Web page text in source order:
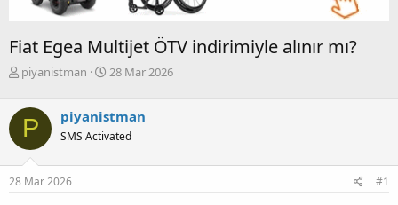
Fiat Egea Multijet ÖTV indirimiyle alınır mı?
K
b
u
y
u
b
piyanistman
B
l
a
g
28 Mar 2026
P piyanistman
SMS Activated
28 Mar 2026 #1